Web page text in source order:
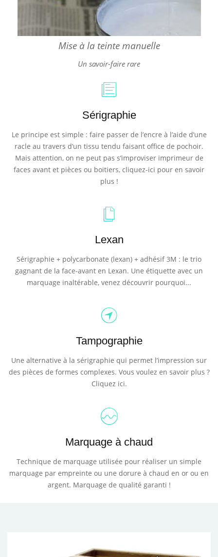
Mise à la teinte manuelle
Un savoir-faire rare
Sérigraphie
Le principe est simple : faire passer de l’encre à l’aide d’une
racle au travers d’un tissu tendu faisant office de pochoir.
Mais attention, on ne peut pas s’improviser imprimeur de
faces avant et pièces ou boitiers, cliquez-ici pour en savoir
plus !
Lexan
Sérigraphie + polycarbonate (lexan) + adhésif 3M : le trio
gagnant de la face-avant en Lexan. Une étiquette avec un
marquage inaltérable, venez découvrir pourquoi...
Tampographie
Une alternative à la sérigraphie qui permet l’impression sur
des pièces de formes complexes. Vous voulez en savoir plus ?
Cliquez ici.
Marquage à chaud
Technique de marquage utilisée pour réaliser un simple
marquage par empreinte ou une dorure à chaud en or ou en
argent. Marquage de qualité garanti !